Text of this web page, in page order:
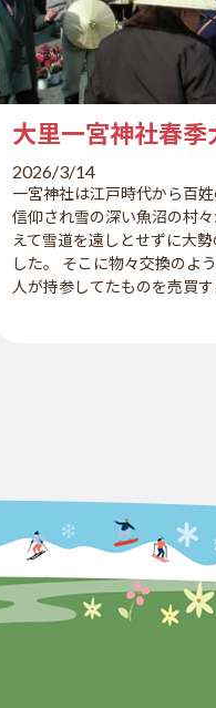
大里一宮神社春季
2026/3/14
一宮神社は江戸時代から百
信仰され雪の深い魚沼の村
えて雪道を遠しとせずに大
した。 そこに物々交換のよ
人が持参してたものを売買